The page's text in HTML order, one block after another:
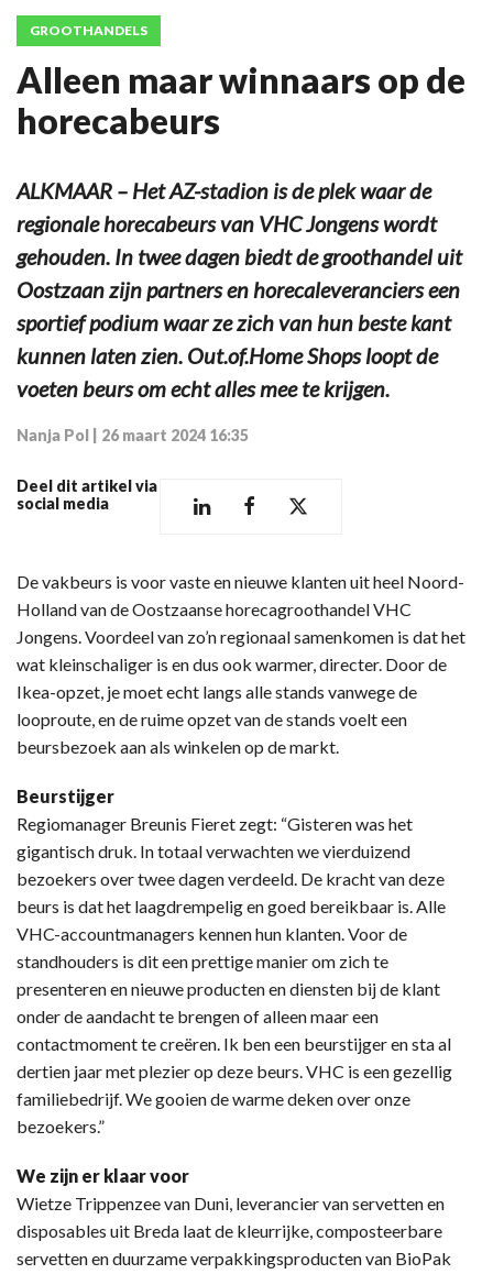
GROOTHANDELS
Alleen maar winnaars op de
horecabeurs
ALKMAAR – Het AZ-stadion is de plek waar de
regionale horecabeurs van VHC Jongens wordt
gehouden. In twee dagen biedt de groothandel uit
Oostzaan zijn partners en horecaleveranciers een
sportief podium waar ze zich van hun beste kant
kunnen laten zien. Out.of.Home Shops loopt de
voeten beurs om echt alles mee te krijgen.
Nanja Pol 26 maart 2024 16:35
Deel dit artikel via
social media
De vakbeurs is voor vaste en nieuwe klanten uit heel Noord-
Holland van de Oostzaanse horecagroothandel VHC
Jongens. Voordeel van zo’n regionaal samenkomen is dat het
wat kleinschaliger is en dus ook warmer, directer. Door de
Ikea-opzet, je moet echt langs alle stands vanwege de
looproute, en de ruime opzet van de stands voelt een
beursbezoek aan als winkelen op de markt.
Beurstijger
Regiomanager Breunis Fieret zegt: “Gisteren was het
gigantisch druk. In totaal verwachten we vierduizend
bezoekers over twee dagen verdeeld. De kracht van deze
beurs is dat het laagdrempelig en goed bereikbaar is. Alle
VHC-accountmanagers kennen hun klanten. Voor de
standhouders is dit een prettige manier om zich te
presenteren en nieuwe producten en diensten bij de klant
onder de aandacht te brengen of alleen maar een
contactmoment te creëren. Ik ben een beurstijger en sta al
dertien jaar met plezier op deze beurs. VHC is een gezellig
familiebedrijf. We gooien de warme deken over onze
bezoekers.”
We zijn er klaar voor
Wietze Trippenzee van Duni, leverancier van servetten en
disposables uit Breda laat de kleurrijke, composteerbare
servetten en duurzame verpakkingsproducten van BioPak